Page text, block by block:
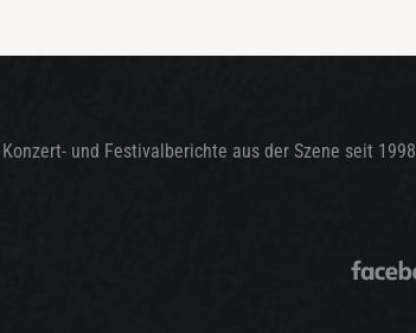
und Festivalberichte aus der Szene seit 1998